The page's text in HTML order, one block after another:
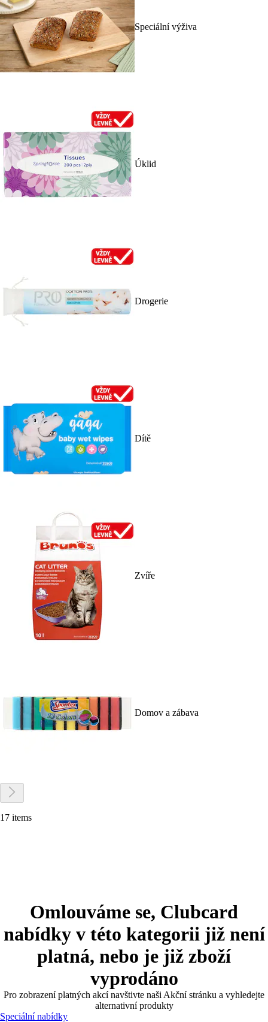
Speciální výživa
Úklid
Drogerie
Dítě
Zvíře
Domov a zábava
17 items
Omlouváme se, Clubcard
nabídky v této kategorii již není
platná, nebo je již zboží
vyprodáno
Pro zobrazení platných akcí navštivte naši Akční stránku a vyhledejte
alternativní produkty
Speciální nabídky